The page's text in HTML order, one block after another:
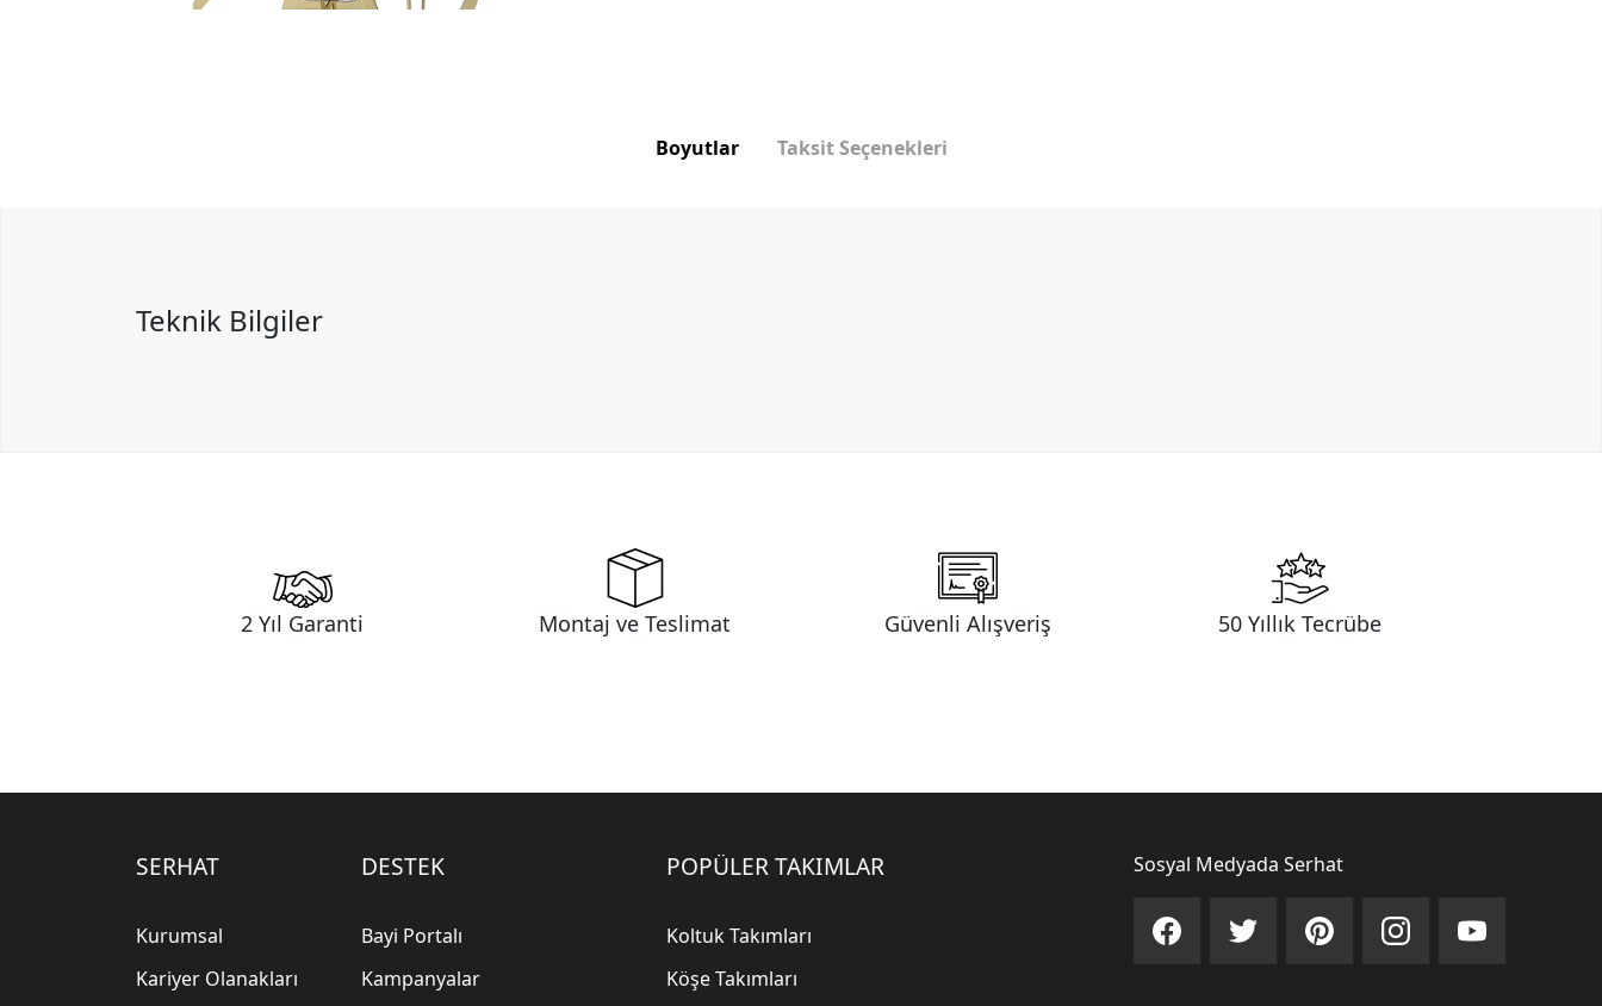
Boyutlar Taksit Seçenekleri
Teknik Bilgiler
2 Yıl Garanti Montaj ve Teslimat Güvenli Alışveriş 50 Yıllık Tecrübe
SERHAT
Kurumsal
Kariyer Olanakları
DESTEK
Bayi Portalı
Kampanyalar
POPÜLER TAKIMLAR
Koltuk Takımları
Köşe Takımları
Sosyal Medyada Serhat